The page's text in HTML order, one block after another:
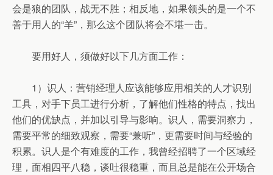
会是狼的团队，战无不胜；相反地，如果领头的是一个不
善于用人的“羊”，那么这个团队将会不堪一击。
要用好人，须做好以下几方面工作：
1）识人：营销经理人应该能够应用相关的人才识别
工具，对手下员工进行分析，了解他们性格的特点，找出
他们的优缺点，并加以引导与影响。识人，需要洞察力，
需要平常的细致观察，需要“兼听”，更需要时间与经验的
积累。识人是个有难度的工作，我曾经招聘了一个区域经
理，面相四平八稳，谈吐很稳重，而且总是能在公开场合